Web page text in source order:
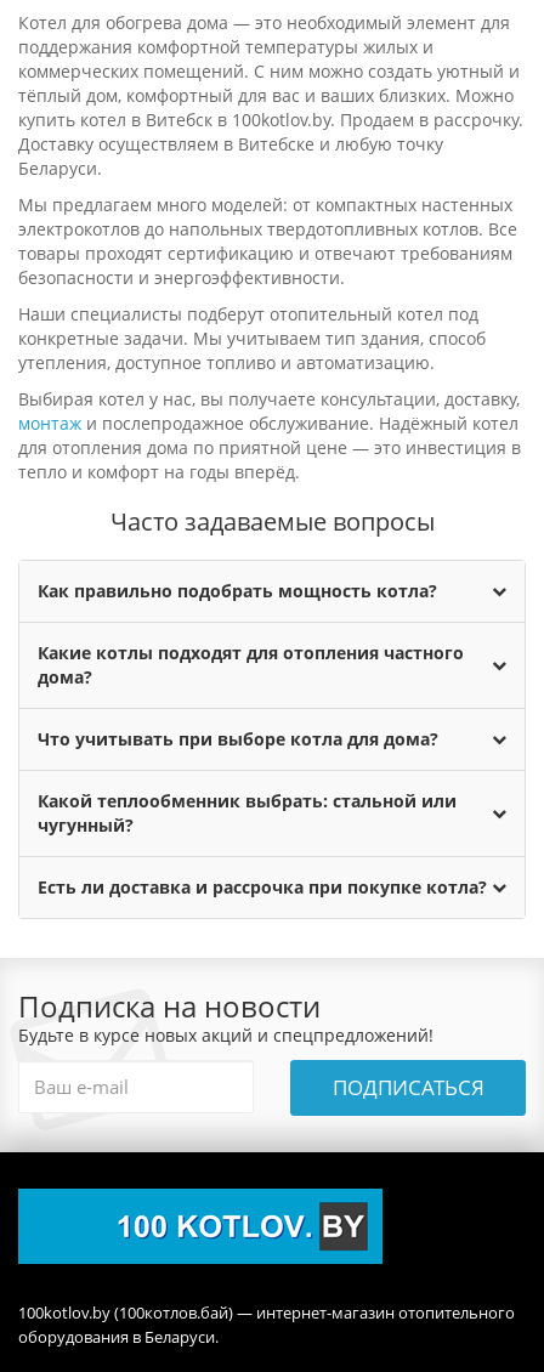
Котел для обогрева дома — это необходимый элемент для
поддержания комфортной температуры жилых и
коммерческих помещений. С ним можно создать уютный и
тёплый дом, комфортный для вас и ваших близких. Можно
купить котел в Витебск в 100kotlov.by. Продаем в рассрочку.
Доставку осуществляем в Витебске и любую точку
Беларуси.
Мы предлагаем много моделей: от компактных настенных
электрокотлов до напольных твердотопливных котлов. Все
товары проходят сертификацию и отвечают требованиям
безопасности и энергоэффективности.
Наши специалисты подберут отопительный котел под
конкретные задачи. Мы учитываем тип здания, способ
утепления, доступное топливо и автоматизацию.
Выбирая котел у нас, вы получаете консультации, доставку,
монтаж и послепродажное обслуживание. Надёжный котел
для отопления дома по приятной цене — это инвестиция в
тепло и комфорт на годы вперёд.
Часто задаваемые вопросы
Как правильно подобрать мощность котла?
Какие котлы подходят для отопления частного
дома?
Что учитывать при выборе котла для дома?
Какой теплообменник выбрать: стальной или
чугунный?
Есть ли доставка и рассрочка при покупке котла?
Подписка на новости
Будьте в курсе новых акций и спецпредложений!
ПОДПИСАТЬСЯ
100kotlov.by (100котлов.бай) — интернет-магазин отопительного
оборудования в Беларуси.